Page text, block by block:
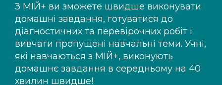
З МІЙ+ ви зможете швидше виконувати
домашні завдання, готуватися до
діагностичних та перевірочних робіт і
вивчати пропущені навчальні теми. Учні,
які навчаються з МІЙ+, виконують
домашнє завдання в середньому на 40
хвилин швидше!